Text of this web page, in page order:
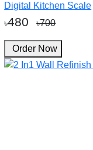
Digital Kitchen Scale
৳480 ৳700
Order Now